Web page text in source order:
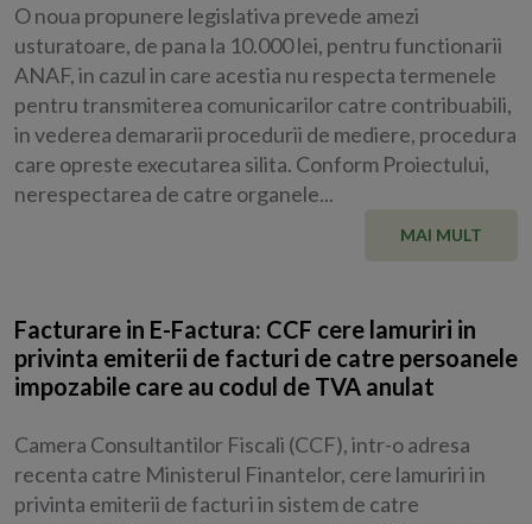
O noua propunere legislativa prevede amezi
usturatoare, de pana la 10.000 lei, pentru functionarii
ANAF, in cazul in care acestia nu respecta termenele
pentru transmiterea comunicarilor catre contribuabili,
in vederea demararii procedurii de mediere, procedura
care opreste executarea silita. Conform Proiectului,
nerespectarea de catre organele...
MAI MULT
Facturare in E-Factura: CCF cere lamuriri in
privinta emiterii de facturi de catre persoanele
impozabile care au codul de TVA anulat
Camera Consultantilor Fiscali (CCF), intr-o adresa
recenta catre Ministerul Finantelor, cere lamuriri in
privinta emiterii de facturi in sistem de catre